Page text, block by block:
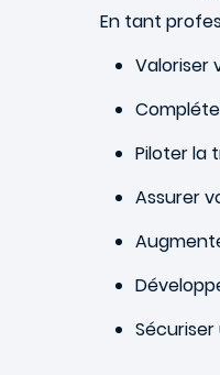
En tant
Valoriser
Piloter la
Assurer